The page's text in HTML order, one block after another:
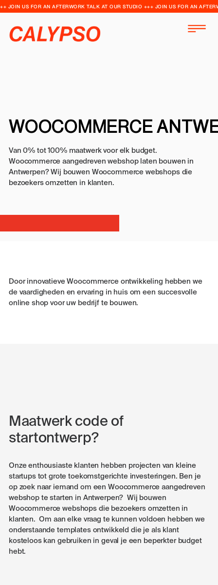
++ JOIN US FOR AN AFTERWORK TALK AT OUR STUDIO +++ JOIN US FOR AN
WOOCOMMERCE
Van 0% tot 100% maatwerk voor elk budget.
Woocommerce aangedreven webshop laten bouwen in
Antwerpen? Wij bouwen Woocommerce webshops die
bezoekers omzetten in klanten.
Door innovatieve Woocommerce ontwikkeling hebben we
de vaardigheden en ervaring in huis om een ​​succesvolle
online shop voor uw bedrijf te bouwen.
Maatwerk code of
startontwerp?
Onze enthousiaste klanten hebben projecten van kleine
startups tot grote toekomstgerichte investeringen. Ben je
op zoek naar iemand om een Woocommerce aangedreven
webshop te starten in Antwerpen? Wij bouwen
Woocommerce webshops die bezoekers omzetten in
klanten. Om aan elke vraag te kunnen voldoen hebben we
onderstaande templates ontwikkeld die je als klant
kosteloos kan gebruiken in geval je een beperkter budget
hebt.